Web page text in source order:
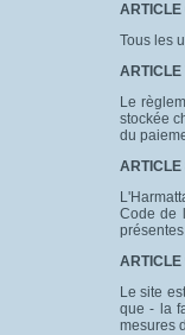
ARTICLE
Tous les
ARTICLE
Le
stockée
du
ARTICLE
Code de
ARTICLE
Le site
que - la
mesures